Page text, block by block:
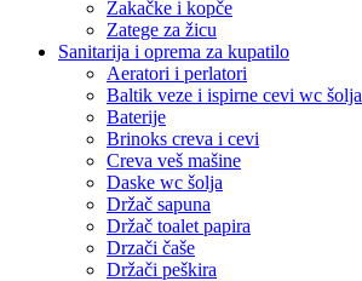
Zakačke i kopče
Zatege za žicu
Sanitarija i oprema za kupatilo
Aeratori i perlatori
Baltik veze i ispirne cevi wc šolja
Baterije
Brinoks creva i cevi
Creva veš mašine
Daske wc šolja
Držač sapuna
Držač toalet papira
Drzači čaše
Držači peškira